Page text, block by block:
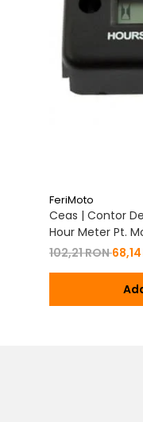
FeriMoto
Ceas | Contor
Hour Meter Pt.
102,21 RON